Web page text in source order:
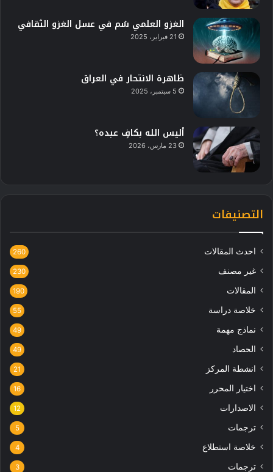
الغزو العلمي سُم في عسل الغزو الثقافي
21 فبراير، 2025
ظاهرة الانتحار في العراق
5 سبتمبر، 2025
أليس الله بكافٍ عبده؟
23 مارس، 2026
التصنيفات
احدث المقالات 260
غير مصنف 230
المقالات 190
خلاصة دراسة 55
نماذج مهمة 49
الحصاد 49
انشطة المركز 21
اختيار المحرر 16
الاصدارات 12
ترجمات 5
خلاصة استطلاع 4
ترجمات 3